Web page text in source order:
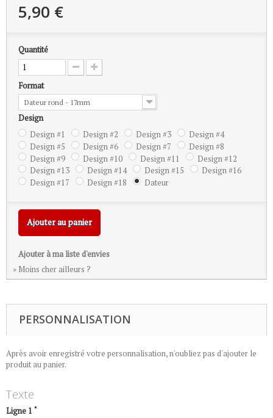
5,90 €
Quantité
Format
Dateur rond - 17mm
Design
Design #1
Design #2 Design #3
Design #4
Design #5
Design #6 Design #7
Design #8
Design #9
Design #10 Design #11
Design #12
Design #13
Design #14 Design #15
Design #16
Design #17
Design #18 Dateur
Ajouter au panier
Ajouter à ma liste d'envies
» Moins cher ailleurs ?
PERSONNALISATION
Après avoir enregistré votre personnalisation, n'oubliez pas d'ajouter le
produit au panier.
Texte
Ligne 1 *